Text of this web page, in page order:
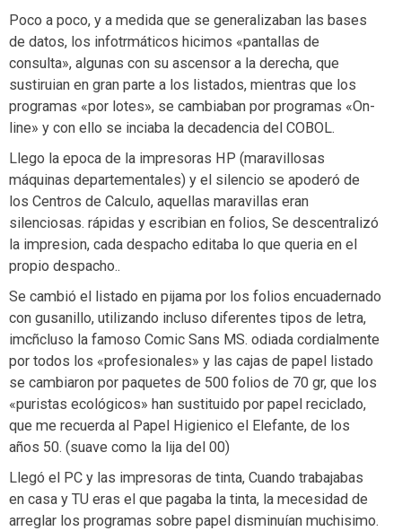
Poco a poco, y a medida que se generalizaban las bases
de datos, los infotrmáticos hicimos «pantallas de
consulta», algunas con su ascensor a la derecha, que
sustiruian en gran parte a los listados, mientras que los
programas «por lotes», se cambiaban por programas «On-
line» y con ello se inciaba la decadencia del COBOL.
Llego la epoca de la impresoras HP (maravillosas
máquinas departementales) y el silencio se apoderó de
los Centros de Calculo, aquellas maravillas eran
silenciosas. rápidas y escribian en folios, Se descentralizó
la impresion, cada despacho editaba lo que queria en el
propio despacho..
Se cambió el listado en pijama por los folios encuadernado
con gusanillo, utilizando incluso diferentes tipos de letra,
imcñcluso la famoso Comic Sans MS. odiada cordialmente
por todos los «profesionales» y las cajas de papel listado
se cambiaron por paquetes de 500 folios de 70 gr, que los
«puristas ecológicos» han sustituido por papel reciclado,
que me recuerda al Papel Higienico el Elefante, de los
años 50. (suave como la lija del 00)
Llegó el PC y las impresoras de tinta, Cuando trabajabas
en casa y TU eras el que pagaba la tinta, la mecesidad de
arreglar los programas sobre papel disminuían muchisimo.